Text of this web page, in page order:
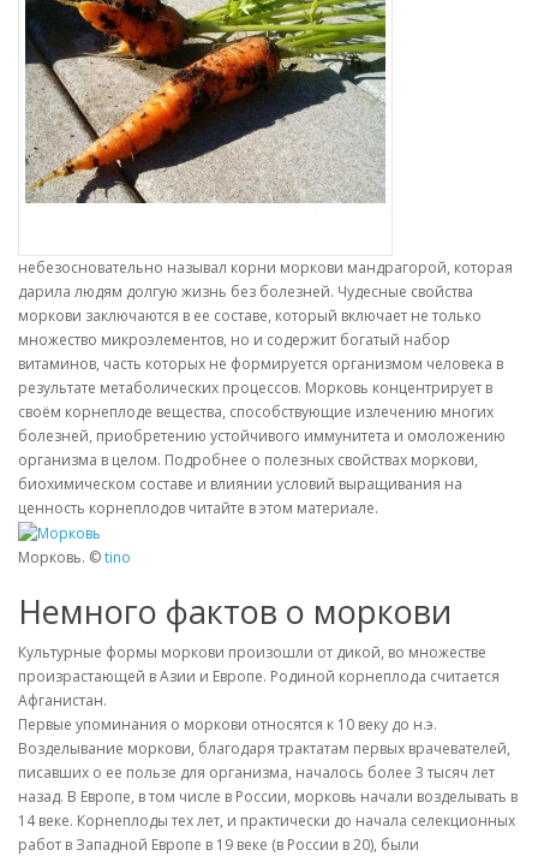
небезосновательно называл корни моркови мандрагорой, которая
дарила людям долгую жизнь без болезней. Чудесные свойства
моркови заключаются в ее составе, который включает не только
множество микроэлементов, но и содержит богатый набор
витаминов, часть которых не формируется организмом человека в
результате метаболических процессов. Морковь концентрирует в
своём корнеплоде вещества, способствующие излечению многих
болезней, приобретению устойчивого иммунитета и омоложению
организма в целом. Подробнее о полезных свойствах моркови,
биохимическом составе и влиянии условий выращивания на
ценность корнеплодов читайте в этом материале.
Морковь. ©tino
Немного фактов о моркови
Культурные формы моркови произошли от дикой, во множестве
произрастающей в Азии и Европе. Родиной корнеплода считается
Афганистан.
Первые упоминания о моркови относятся к 10 веку до н.э.
Возделывание моркови, благодаря трактатам первых врачевателей,
писавших о ее пользе для организма, началось более 3 тысяч лет
назад. В Европе, в том числе в России, морковь начали возделывать в
14 веке. Корнеплоды тех лет, и практически до начала селекционных
работ в Западной Европе в 19 веке (в России в 20), были